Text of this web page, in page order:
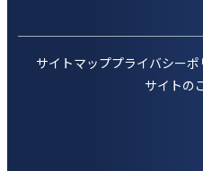
サイトマッププライバシーポ
サイトの